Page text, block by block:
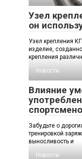
Узел
он
Узел крепления
изделие,
крепления
Новости
Влияние
Забудьте о
тренировкой
выносливость и
Новости